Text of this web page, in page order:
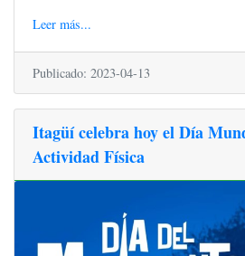
Leer más...
Publicado: 2023-04-13
Itagüí celebra hoy el Día
Actividad Física